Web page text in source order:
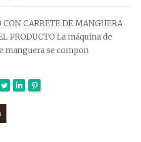
CON CARRETE DE MANGUERA
PRODUCTO La máquina de
manguera se compon